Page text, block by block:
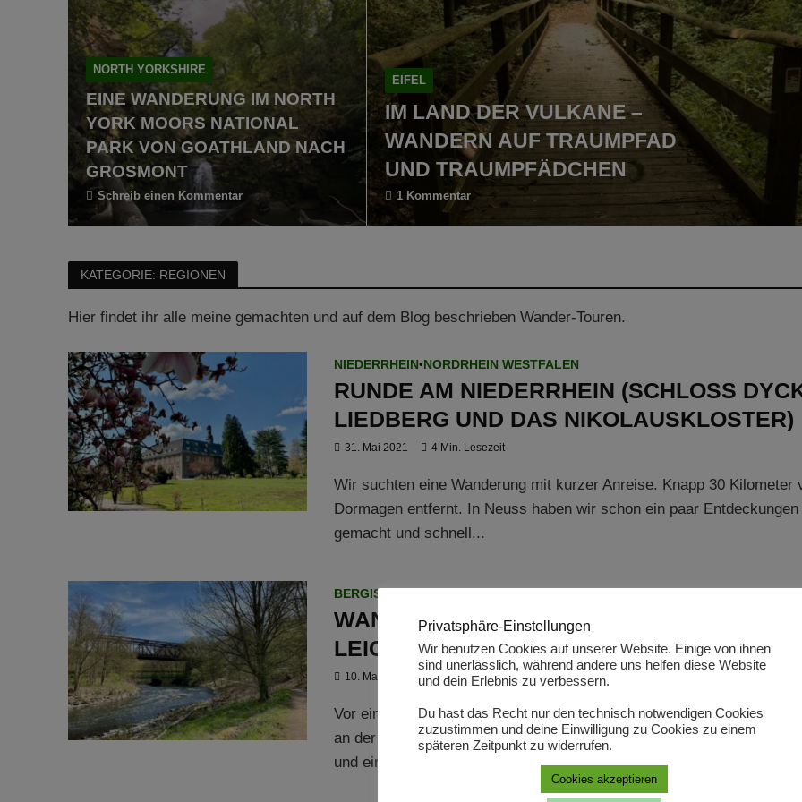
EIFEL
IM LAND DER VULKANE –
WANDERN AUF TRAUMPFAD
UND TRAUMPFÄDCHEN
1 Kommentar
NORTH YORKSHIRE
EINE WANDERUNG IM NORTH
YORK MOORS NATIONAL
PARK VON GOATHLAND NACH
GROSMONT
Schreib einen Kommentar
KATEGORIE: REGIONEN
Hier findet ihr alle meine gemachten und auf dem Blog beschrieben Wander-Touren.
NIEDERRHEIN•NORDRHEIN WESTFALEN
RUNDE AM NIEDERRHEIN (SCHLOSS
LIEDBERG UND DAS NIKOLAUSKLOSTER)
31. Mai 2021 4 Min. Lesezeit
Wir suchten eine Wanderung mit kurzer Anreise. Knapp 30 Kilometer
Dormagen entfernt. In Neuss haben wir schon ein paar Entdeckungen
gemacht und schnell...
BERGISCHES LAND
WANDERN AN DER WILDEN WUPPER (BEI
LEICHLINGEN)
10. Mai 2021 4 Min. Lesezeit
Vor einigen Tagen habe ich bei einer Bloggerfreundin eine spannende
an der Wupper bei Leichlingen entdeckt. Viel Natur, Brücken,
und ein wenig...
Privatsphäre-Einstellungen
Wir benutzen Cookies auf unserer Website. Einige von ihnen
sind unerlässlich, während andere uns helfen diese Website
und dein Erlebnis zu verbessern.
Du hast das Recht nur den technisch notwendigen Cookies
zuzustimmen und deine Einwilligung zu Cookies zu einem
späteren Zeitpunkt zu widerrufen.
Cookies akzeptieren